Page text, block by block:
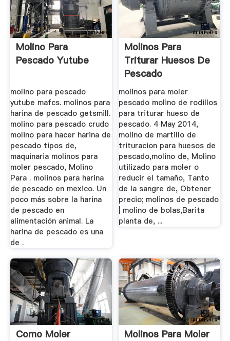
Molino Para
Pescado Yutube
molino para pescado
yutube mafcs. molinos para
harina de pescado getsmill.
molino para pescado crudo
molino para hacer harina de
pescado tipos de,
maquinaria molinos para
moler pescado, Molino
Para . molinos para harina
de pescado en mexico. Un
poco más sobre la harina
de pescado en
alimentación animal. La
harina de pescado es una
de .
Molinos Para
Triturar Huesos De
Pescado
molinos para moler
pescado molino de rodillos
para triturar hueso de
pescado. 4 May 2014,
molino de martillo de
trituracion para huesos de
pescado,molino de, Molino
utilizado para moler o
reducir el tamaño, Tanto
de la sangre de, Obtener
precio; molinos de pescado
| molino de bolas,Barita
planta de, ...
Como Moler Molinos Para Moler